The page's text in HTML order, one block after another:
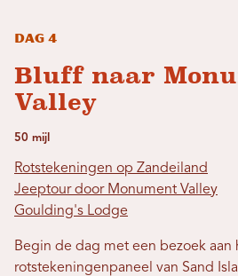
Dag 4
Bluff naar
Valley
50 mijl
Rotstekeningen op Zandeiland
Jeeptour door Monument Valley
Goulding's Lodge
Begin de dag met een bezoek aan
rotstekeningenpaneel van Sand